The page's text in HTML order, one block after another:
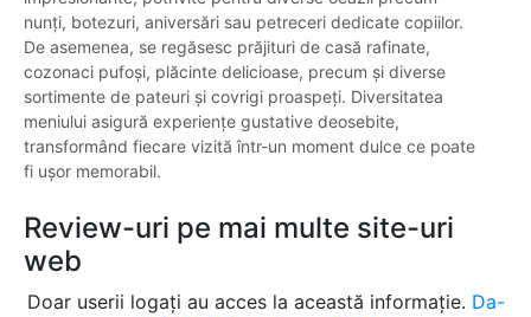
nunți, botezuri, aniversări sau petreceri dedicate copiilor.
De asemenea, se regăsesc prăjituri de casă rafinate,
cozonaci pufoși, plăcinte delicioase, precum și diverse
sortimente de pateuri și covrigi proaspeți. Diversitatea
meniului asigură experiențe gustative deosebite,
transformând fiecare vizită într-un moment dulce ce poate
fi ușor memorabil.
Review-uri pe mai multe site-uri
web
Doar userii logați au acces la această informație. Da-